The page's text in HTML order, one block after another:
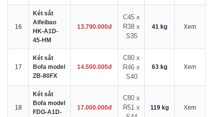
16
Két sắt
Aifeibao
HK-A1D-
45-HM
13.790.000đ
C45 x
R38 x
S35
41 kg Xem
17
Két sắt
Bofa model
ZB-80FX
14.500.000đ
C80 x
R46 x
S40
63 kg Xem
18
Két sắt
Bofa model
FDG-A1D-
17.000.000đ
C80 x
R51 x
119 kg Xem